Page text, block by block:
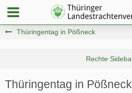
Thüringentag in Pößneck
Thüringentag in Pößneck